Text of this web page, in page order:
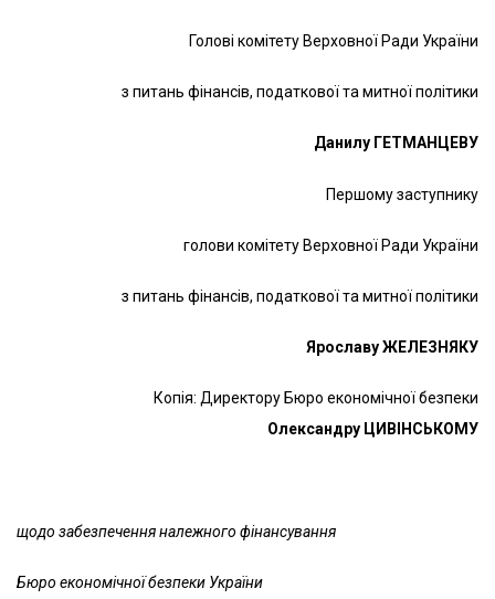
Голові комітету Верховної Ради України
з питань фінансів, податкової та митної політики
Данилу ГЕТМАНЦЕВУ
Першому заступнику
голови комітету Верховної Ради України
з питань фінансів, податкової та митної політики
Ярославу ЖЕЛЕЗНЯКУ
Копія: Директору Бюро економічної безпеки
Олександру ЦИВІНСЬКОМУ
щодо забезпечення належного фінансування
Бюро економічної безпеки України